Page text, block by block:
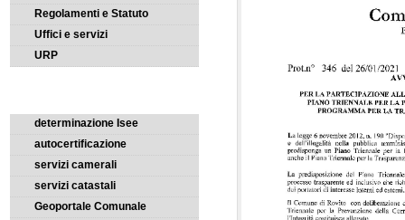
Regolamenti e Statuto
Uffici e servizi
URP
determinazione Isee
autocertificazione
servizi camerali
servizi catastali
Geoportale Comunale